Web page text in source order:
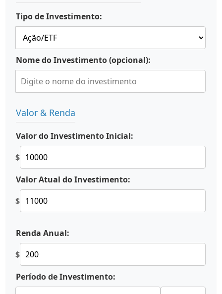
Tipo de Investimento:
Nome do Investimento (opcional):
Valor & Renda
Valor do Investimento Inicial:
$
Valor Atual do Investimento:
$
Renda Anual:
$
Período de Investimento: